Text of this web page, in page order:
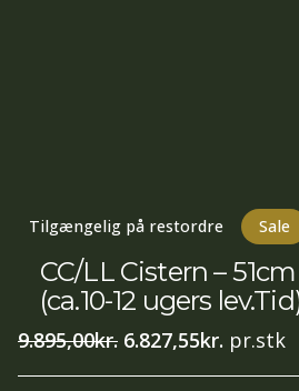
Tilgængelig på restordre Sale
CC/LL Cistern –
(ca.10-12 ugers
9.895,00kr. Den
oprindelige
6.827,55kr. Den
aktuelle
pr.stk